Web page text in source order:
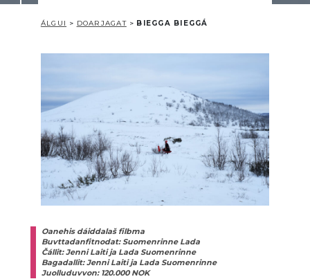
ÁLGUI > DOARJAGAT > BIEGGA BIEGGÁ
Oanehis dáiddalaš filbma
Buvttadanfitnodat: Suomenrinne Lada
Čállit: Jenni Laiti ja Lada Suomenrinne
Bagadallit: Jenni Laiti ja Lada Suomenrinne
Juolluduvvon: 120.000 NOK